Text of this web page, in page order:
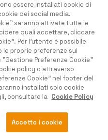
essere installati cookie di
dei social media.
saranno attivate tutte le
quali accettare, cliccare
Per l'utente è possibile
le proprie preferenze sui
Preferenze Cookie"
policy o attraverso
Cookie" nel footer del
installati solo cookie
consultare la Cookie Policy
Accetto i cookie